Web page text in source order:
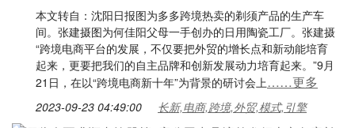
本文转自：沈阳日报图为多多跨境热卖的剃须产品的生产车
间。张建摄图为何佳阳父母一手创办的日用陶瓷工厂。张建摄
“跨境电商平台的发展，不仅要把外贸的增长点和新动能培育
起来，更要把我们的自主品牌和创新发展动力培育起来。”9月
21日，在以“跨境电商新十年”为背景的研讨会上……更多
2023-09-23 04:49:00 长新,电商,跨境,外贸,模式,引擎